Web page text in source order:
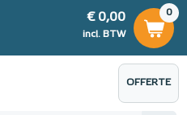
0
€ 0,00
incl. BTW
€ 0,00
OFFERTE